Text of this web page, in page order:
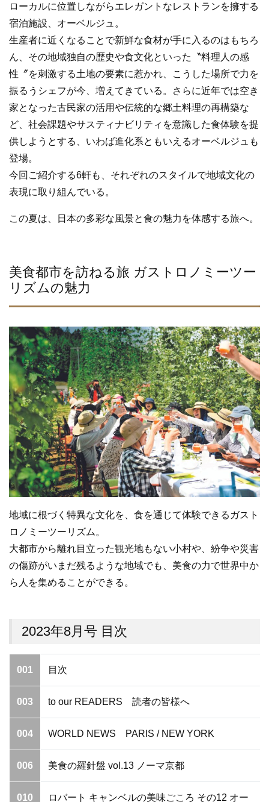
ローカルに位置しながらエレガントなレストランを擁する
宿泊施設、オーベルジュ。
生産者に近くなることで新鮮な食材が手に入るのはもちろ
ん、その地域独自の歴史や食文化といった〝料理人の感
性〞を刺激する土地の要素に惹かれ、こうした場所で力を
振るうシェフが今、増えてきている。さらに近年では空き
家となった古民家の活用や伝統的な郷土料理の再構築な
ど、社会課題やサスティナビリティを意識した食体験を提
供しようとする、いわば進化系ともいえるオーベルジュも
登場。
今回ご紹介する6軒も、それぞれのスタイルで地域文化の
表現に取り組んでいる。
この夏は、日本の多彩な風景と食の魅力を体感する旅へ。
美食都市を訪ねる旅 ガストロノミーツー
リズムの魅力
地域に根づく特異な文化を、食を通じて体験できるガスト
ロノミーツーリズム。
大都市から離れ目立った観光地もない小村や、紛争や災害
の傷跡がいまだ残るような地域でも、美食の力で世界中か
ら人を集めることができる。
2023年8月号 目次
001 目次
003 to our READERS 読者の皆様へ
004 WORLD NEWS PARIS / NEW YORK
006 美食の羅針盤 vol.13 ノーマ京都
010 ロバート キャンベルの美味ごころ その12 オー